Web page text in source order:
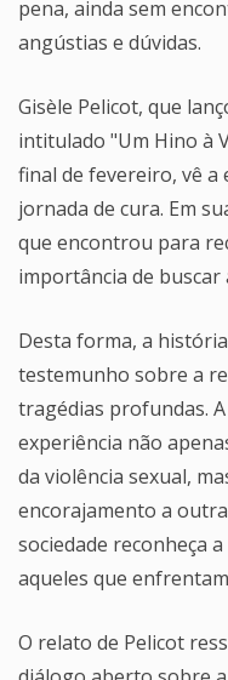
pena, ainda sem
angústias e dúvidas.
Gisèle Pelicot, que
intitulado "Um Hino à
final de fevereiro, vê a
jornada de cura. Em
que encontrou para
importância de buscar
Desta forma, a
testemunho sobre a
tragédias profundas.
experiência não
da violência sexual,
encorajamento a
sociedade reconheça
aqueles que
O relato de Pelicot